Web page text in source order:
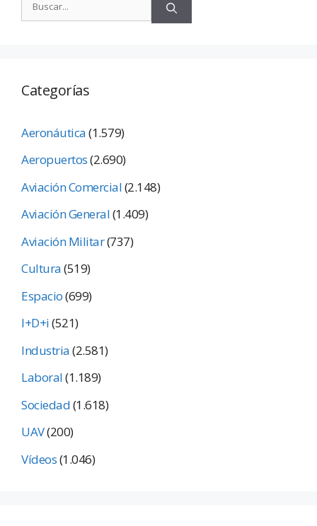
Categorías
Aeronáutica(1.579)
Aeropuertos(2.690)
Aviación Comercial(2.148)
Aviación General(1.409)
Aviación Militar(737)
Cultura(519)
Espacio(699)
I+D+i(521)
Industria(2.581)
Laboral(1.189)
Sociedad(1.618)
UAV(200)
Vídeos(1.046)